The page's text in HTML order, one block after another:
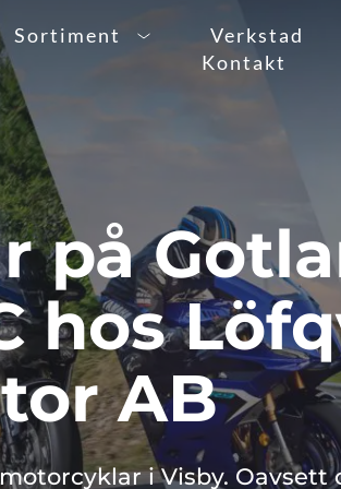
Sortiment Verkstad
Kontakt
på
hos
AB
i Visby. Oavsett